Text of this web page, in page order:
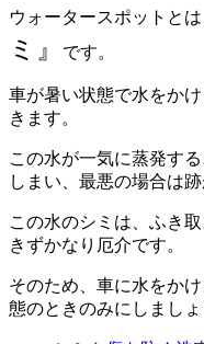
ウォータースポットと
ミ』
です。
車が暑い状態で水をか
きます。
この水が一気に蒸発す
しまい、最悪の場合は
この水のシミは、ふき
きずかなり厄介です。
そのため、車に水をか
態のときのみにしましょ